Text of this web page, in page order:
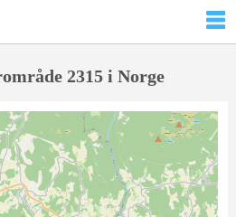
2315 i Norge